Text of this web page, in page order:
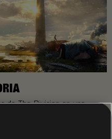
de The Division en una